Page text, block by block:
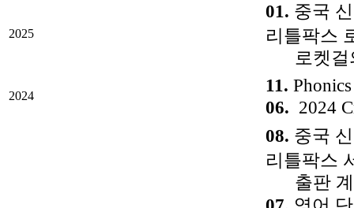
2025
01. 중국
리틀팍스
로켓
2024
11.
06. 2024
08. 중국
리틀팍스
출판